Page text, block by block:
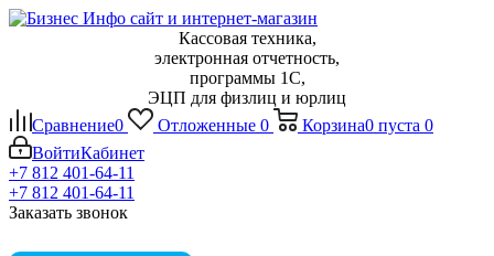
Кассовая техника,
электронная отчетность,
программы 1С,
ЭЦП для физлиц и юрлиц
Сравнение0 Отложенные 0 Корзина0 пуста 0
ВойтиКабинет
+7 812 401-64-11
+7 812 401-64-11
Заказать звонок